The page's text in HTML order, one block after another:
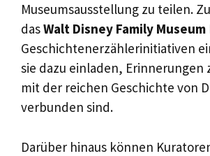
Museumsausstellung zu teilen.
dasWalt Disney Family Museum
Geschichtenerzählerinitiativen
sie dazu einladen, Erinnerungen
mit der reichen Geschichte von
verbunden sind.
Darüber hinaus können